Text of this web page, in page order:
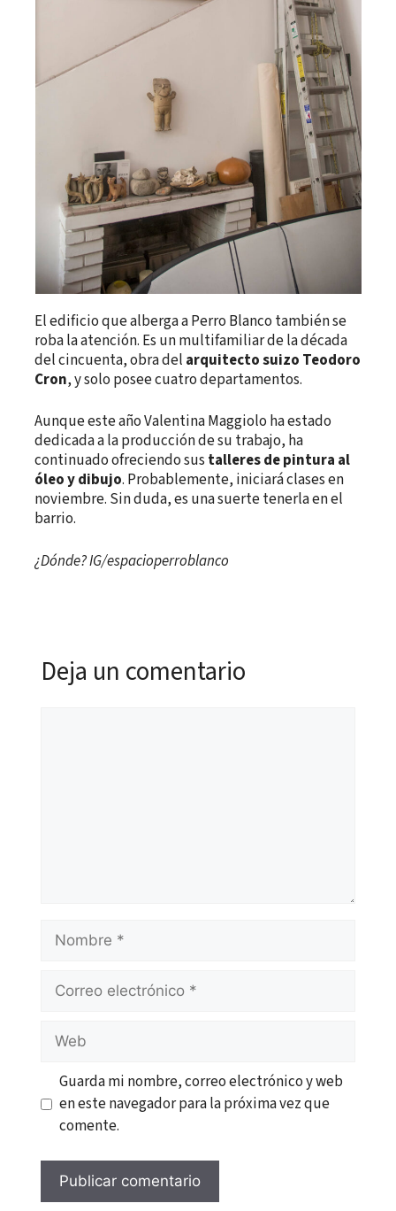
El edificio que alberga a Perro Blanco también se
roba la atención. Es un multifamiliar de la década
del cincuenta, obra del arquitecto suizo Teodoro
Cron, y solo posee cuatro departamentos.
Aunque este año Valentina Maggiolo ha estado
dedicada a la producción de su trabajo, ha
continuado ofreciendo sus talleres de pintura al
óleo y dibujo. Probablemente, iniciará clases en
noviembre. Sin duda, es una suerte tenerla en el
barrio.
¿Dónde? IG/espacioperroblanco
Deja un comentario
Nombre
Correo
electrónico
Web
Guarda mi nombre, correo electrónico y web
en este navegador para la próxima vez que
comente.